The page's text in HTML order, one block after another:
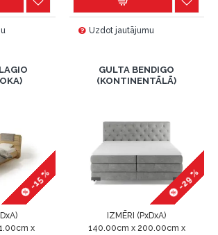
Uzdot jautājumu
-15 %
x
GULTA BENDIGO
(KONTINENTĀLĀ)
-29 %
IZMĒRI (PxDxA)
140.00cm x 200.00cm x